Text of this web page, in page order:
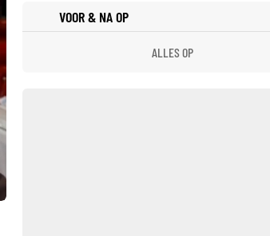
VOOR & NA OP
ALLES OP